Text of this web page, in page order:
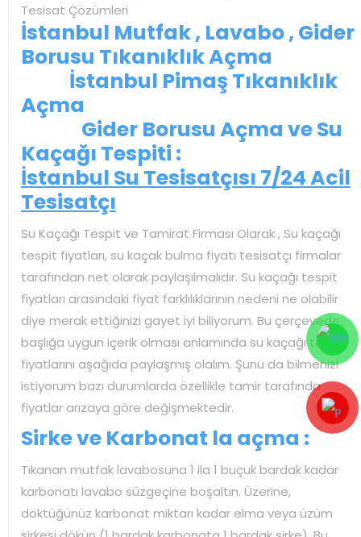
Tesisat Çözümleri
İstanbul Mutfak , Lavabo , Gider
Borusu Tıkanıklık Açma
İstanbul Pimaş Tıkanıklık
Açma
Gider Borusu Açma ve Su
Kaçağı Tespiti :
İstanbul Su Tesisatçısı 7/24 Acil
Tesisatçı
Su Kaçağı Tespit ve Tamirat Firması Olarak , Su kaçağı
tespit fiyatları, su kaçak bulma fiyatı tesisatçı firmalar
tarafından net olarak paylaşılmalıdır. Su kaçağı tespit
fiyatları arasındaki fiyat farklılıklarının nedeni ne olabilir
diye merak ettiğinizi gayet iyi biliyorum. Bu çerçevede
başlığa uygun içerik olması anlamında su kaçağı tespit
fiyatlarını aşağıda paylaşmış olalım. Şunu da bilmenizi
istiyorum bazı durumlarda özellikle tamir tarafında
fiyatlar arızaya göre değişmektedir.
Sirke ve Karbonat la açma :
Tıkanan mutfak lavabosuna 1 ila 1 buçuk bardak kadar
karbonatı lavabo süzgeçine boşaltın. Üzerine,
döktüğünüz karbonat miktarı kadar elma veya üzüm